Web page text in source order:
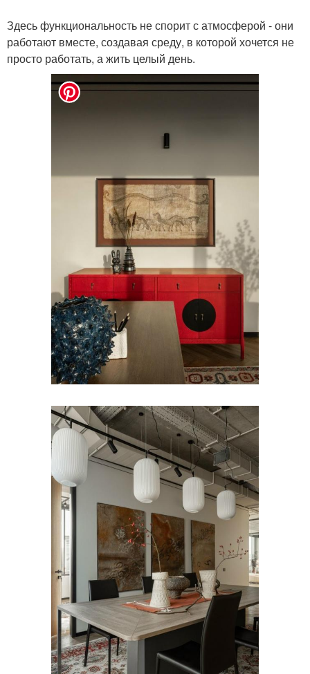
Здесь функциональность не спорит с атмосферой - они
работают вместе, создавая среду, в которой хочется не
просто работать, а жить целый день.